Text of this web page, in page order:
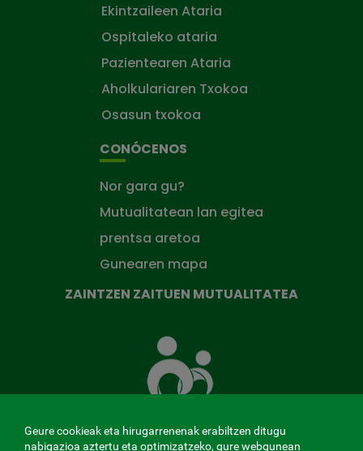
Ekintzaileen Ataria
Ospitaleko ataria
Pazientearen Ataria
Aholkulariaren Txokoa
Osasun txokoa
CONÓCENOS
Nor gara gu?
Mutualitatean lan egitea
prentsa aretoa
Gunearen mapa
ZAINTZEN ZAITUEN MUTUALITATEA
zaituen
Mutua
Geure cookieak eta hirugarrenenak erabiltzen ditugu
nabigazioa aztertu eta optimizatzeko, gure webgunean